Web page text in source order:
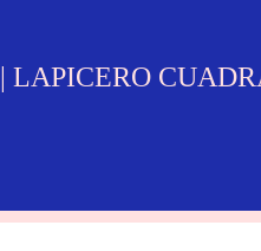
| LAPICERO